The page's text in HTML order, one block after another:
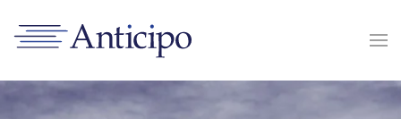
Skip to main content